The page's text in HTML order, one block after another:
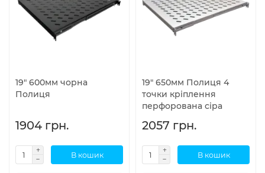
19" 600мм чорна
Полиця
1904 грн.
В кошик
19" 650мм Полиця 4
точки кріплення
перфорована сіра
2057 грн.
В кошик